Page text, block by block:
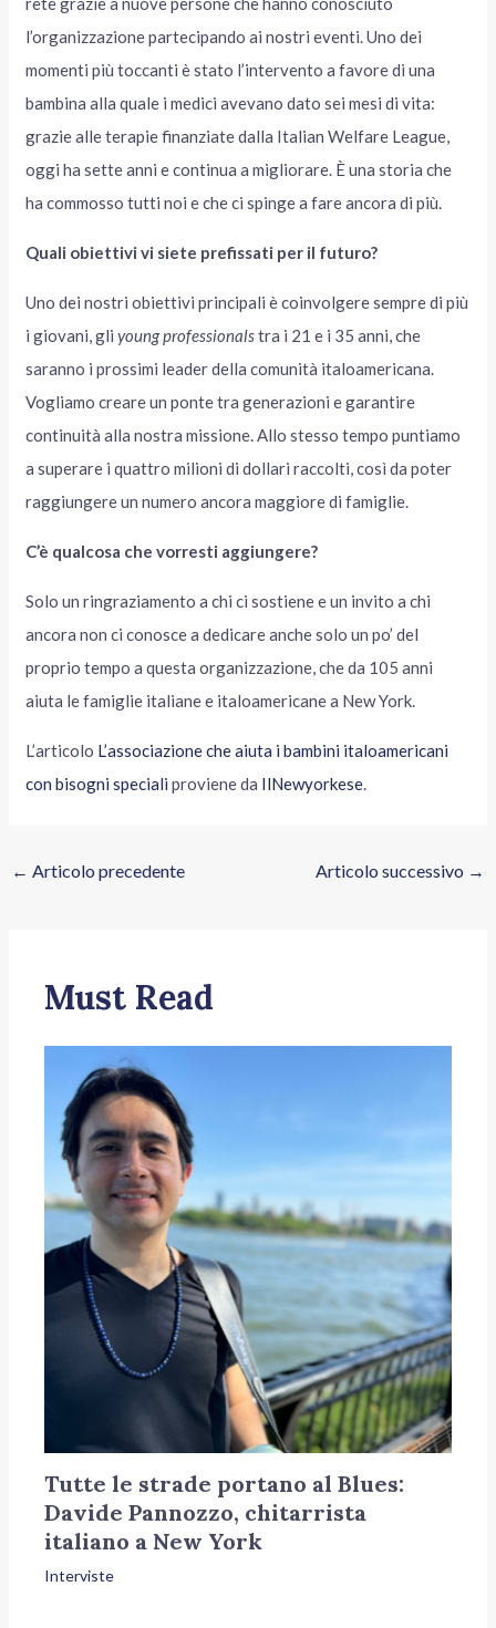
l’organizzazione partecipando ai nostri eventi. Uno dei
momenti più toccanti è stato l’intervento a favore di una
bambina alla quale i medici avevano dato sei mesi di vita:
grazie alle terapie finanziate dalla Italian Welfare League,
oggi ha sette anni e continua a migliorare. È una storia che
ha commosso tutti noi e che ci spinge a fare ancora di più.
Quali obiettivi vi siete prefissati per il futuro?
Uno dei nostri obiettivi principali è coinvolgere sempre di più
i giovani, gliyoung professionalstra i 21 e i 35 anni, che
saranno i prossimi leader della comunità italoamericana.
Vogliamo creare un ponte tra generazioni e garantire
continuità alla nostra missione. Allo stesso tempo puntiamo
a superare i quattro milioni di dollari raccolti, così da poter
raggiungere un numero ancora maggiore di famiglie.
C’è qualcosa che vorresti aggiungere?
Solo un ringraziamento a chi ci sostiene e un invito a chi
ancora non ci conosce a dedicare anche solo un po’ del
proprio tempo a questa organizzazione, che da 105 anni
aiuta le famiglie italiane e italoamericane a New York.
L’articolo L’associazione che aiuta i bambini italoamericani
con bisogni speciali proviene da IlNewyorkese.
← Articolo precedente Articolo successivo →
Must Read
Tutte le strade portano al Blues:
Davide Pannozzo, chitarrista
italiano a New York
Interviste